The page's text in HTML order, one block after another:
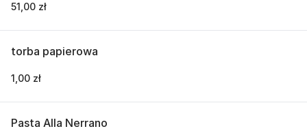
51,00 zł
torba papierowa
1,00 zł
Pasta Alla Nerrano